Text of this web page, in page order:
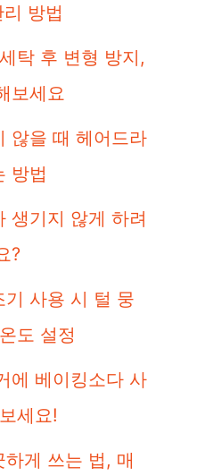
방법
탁 후 변형 방지,
보세요
않을 때 헤어드라
방법
생기지 않게 하려
?
기 사용 시 털 뭉
도 설정
에 베이킹소다 사
세요!
게 쓰는 법, 매